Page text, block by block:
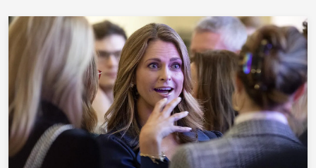
Nederländska kungahuset
Belgiska kungahuset
Jordanska kungahuset
Luxemburgska storhertighuset
Japanska kejsarhuset
Thailändska kungahuset